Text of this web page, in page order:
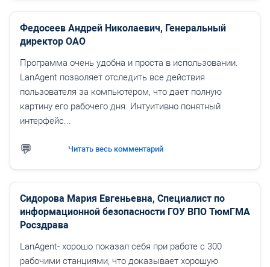
Федосеев Андрей Николаевич, Генеральный
директор ОАО
Программа очень удобна и проста в использовании.
LanAgent позволяет отследить все действия
пользователя за компьютером, что дает полную
картину его рабочего дня. Интуитивно понятный
интерфейс...
Читать весь комментарий
Сидорова Мария Евгеньевна, Специалист по
информационной безопасности ГОУ ВПО ТюмГМА
Росздрава
LanAgent- хорошо показал себя при работе с 300
рабочими станциями, что доказывает хорошую